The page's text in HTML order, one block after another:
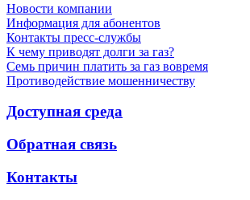
Новости компании
Информация для абонентов
Контакты пресс-службы
К чему приводят долги за газ?
Семь причин платить за газ вовремя
Противодействие мошенничеству
Доступная среда
Обратная связь
Контакты